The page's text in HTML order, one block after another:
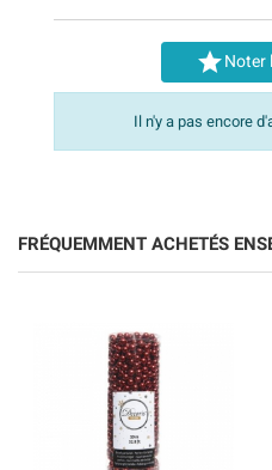
Noter
Il n'y a pas encore
FRÉQUEMMENT ACHETÉS